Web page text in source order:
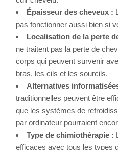
Épaisseur des cheveux :
pas fonctionner aussi bien si
Localisation de la perte
ne traitent pas la perte de
corps qui peuvent survenir
bras, les cils et les sourcils.
Alternatives
traditionnelles peuvent être
que les systèmes de
par ordinateur pourraient
Type de chimiothérapie :
efficaces avec tous les types